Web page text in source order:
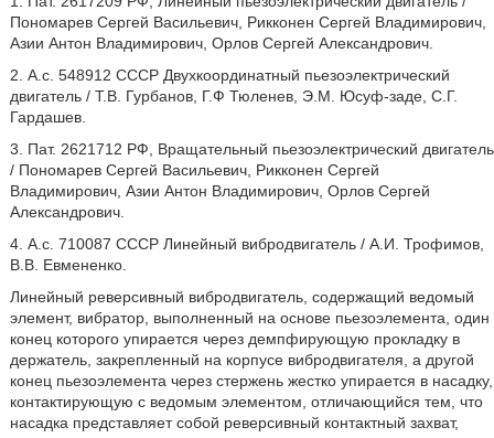
Пономарев Сергей Васильевич, Рикконен Сергей Владимирович,
Азии Антон Владимирович, Орлов Сергей Александрович.
2. А.с. 548912 СССР Двухкоординатный пьезоэлектрический
двигатель / Т.В. Гурбанов, Г.Ф Тюленев, Э.М. Юсуф-заде, С.Г.
Гардашев.
3. Пат. 2621712 РФ, Вращательный пьезоэлектрический двигатель
/ Пономарев Сергей Васильевич, Рикконен Сергей
Владимирович, Азии Антон Владимирович, Орлов Сергей
Александрович.
4. А.с. 710087 СССР Линейный вибродвигатель / А.И. Трофимов,
В.В. Евмененко.
Линейный реверсивный вибродвигатель, содержащий ведомый
элемент, вибратор, выполненный на основе пьезоэлемента, один
конец которого упирается через демпфирующую прокладку в
держатель, закрепленный на корпусе вибродвигателя, а другой
конец пьезоэлемента через стержень жестко упирается в насадку,
контактирующую с ведомым элементом, отличающийся тем, что
насадка представляет собой реверсивный контактный захват,